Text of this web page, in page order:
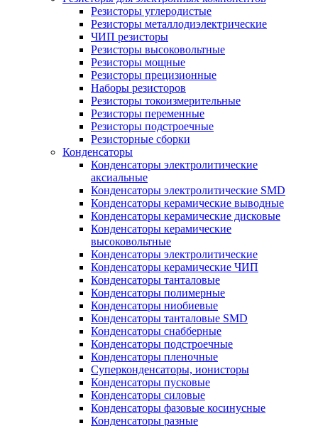
Резисторы углеродистые
Резисторы металлодиэлектрические
ЧИП резисторы
Резисторы высоковольтные
Резисторы мощные
Резисторы прецизионные
Наборы резисторов
Резисторы токоизмерительные
Резисторы переменные
Резисторы подстроечные
Резисторные сборки
Конденсаторы
Конденсаторы электролитические
аксиальные
Конденсаторы электролитические SMD
Конденсаторы керамические выводные
Конденсаторы керамические дисковые
Конденсаторы керамические
высоковольтные
Конденсаторы электролитические
Конденсаторы керамические ЧИП
Конденсаторы танталовые
Конденсаторы полимерные
Конденсаторы ниобиевые
Конденсаторы танталовые SMD
Конденсаторы снабберные
Конденсаторы подстроечные
Конденсаторы пленочные
Суперконденсаторы, ионисторы
Конденсаторы пусковые
Конденсаторы силовые
Конденсаторы фазовые косинусные
Конденсаторы разные